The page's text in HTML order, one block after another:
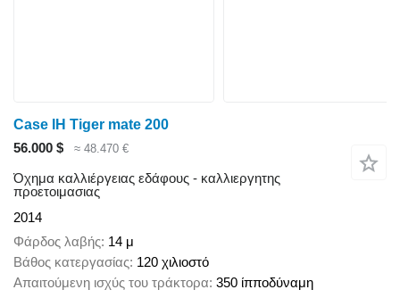
Case IH Tiger mate 200
56.000 $
≈ 48.470 €
Όχημα καλλιέργειας εδάφους - καλλιεργητης
προετοιμασιας
2014
Φάρδος λαβής 14 μ
Βάθος κατεργασίας 120 χιλιοστό
Απαιτούμενη ισχύς του τράκτορα 350 ίπποδύναμη